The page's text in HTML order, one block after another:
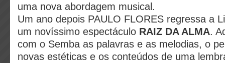
uma nova abordagem musical.
Um ano depois PAULO FLORES regressa a
um novíssimo espectáculo RAIZ DA ALMA.
com o Semba as palavras e as melodias, o
novas estéticas e os conteúdos de uma